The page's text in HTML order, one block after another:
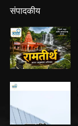
संपादकीय